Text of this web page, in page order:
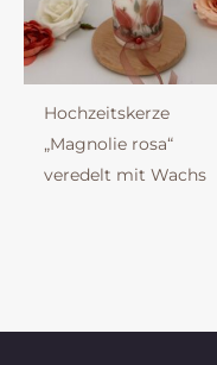
Hochzeitskerze
„Magnolie rosa“
veredelt mit Wachs